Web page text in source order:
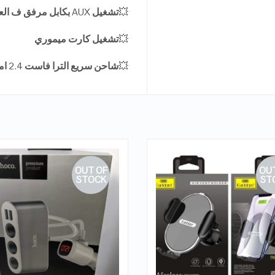
💥تشغيلAUX بكابل مرفق ف
💥تشغيل كارت ميموري
💥شاحن سريع الترا فاست
QUICK LOOK
VIEW DETAILS
OUT OF
STOCK
QUICK LOOK
VIEW DETAILS